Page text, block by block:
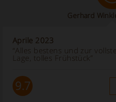
Gerhard
Aprile 2023
“Alles bestens und zur
Lage, tolles Frühstück”
9.7